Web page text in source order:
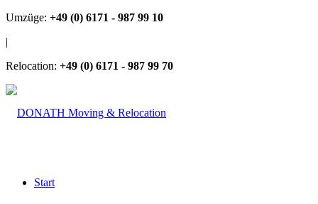
Umzüge: +49 (0) 6171 - 987 99 10
|
Relocation: +49 (0) 6171 - 987 99 70
Start